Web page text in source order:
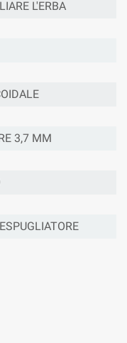
L'ERBA
3,7 MM